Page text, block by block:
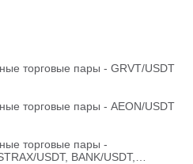
торговые пары - GRVT/USDT
торговые пары - AEON/USDT
торговые пары -
USDT, BANK/USDT,